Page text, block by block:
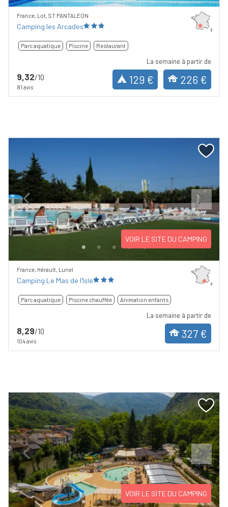
France, Lot, ST PANTALEON
Camping les Arcades
Parc aquatique Piscine Restaurant
9,32/10
81 avis
La semaine à partir de
129 € 226 €
Previous Next
VOIR LE SITE DU CAMPING
France, Hérault, Lunel
Camping Le Mas de l'Isle
Parc aquatique Piscine chauffée Animation enfants
8,29/10
104 avis
La semaine à partir de
327 €
Previous Next
VOIR LE SITE DU CAMPING